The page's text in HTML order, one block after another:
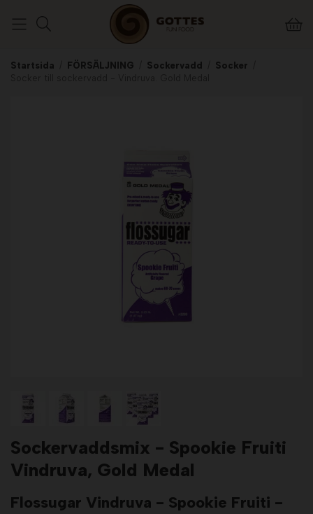
Startsida FÖRSÄLJNING Sockervadd Socker
Sockervaddsmix - Spookie Fruiti
Vindruva, Gold Medal
Flossugar Vindruva - Spookie Fruiti -